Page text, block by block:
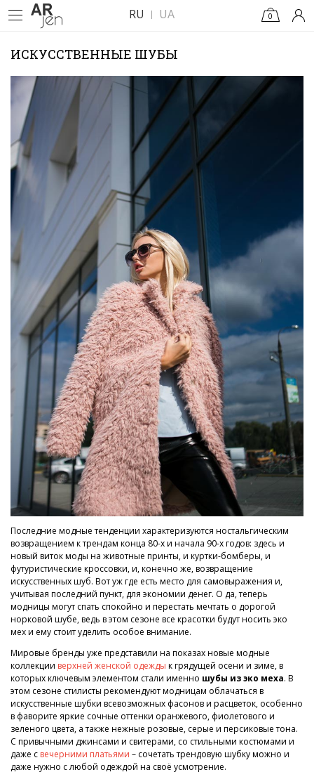
RU UA 0
ИСКУССТВЕННЫЕ ШУБЫ
Последние модные тенденции характеризуются ностальгическим
возвращением к трендам конца 80-х и начала 90-х годов: здесь и
новый виток моды на животные принты, и куртки-бомберы, и
футуристические кроссовки, и, конечно же, возвращение
искусственных шуб. Вот уж где есть место для самовыражения и,
учитывая последний пункт, для экономии денег. О да, теперь
модницы могут спать спокойно и перестать мечтать о дорогой
норковой шубе, ведь в этом сезоне все красотки будут носить эко
мех и ему стоит уделить особое внимание.
Мировые бренды уже представили на показах новые модные
коллекции верхней женской одежды к грядущей осени и зиме, в
которых ключевым элементом стали именно шубы из эко меха. В
этом сезоне стилисты рекомендуют модницам облачаться в
искусственные шубки всевозможных фасонов и расцветок, особенно
в фаворите яркие сочные оттенки оранжевого, фиолетового и
зеленого цвета, а также нежные розовые, серые и персиковые тона.
С привычными джинсами и свитерами, со стильными костюмами и
даже с вечерними платьями – сочетать трендовую шубку можно и
даже нужно с любой одеждой на своё усмотрение.